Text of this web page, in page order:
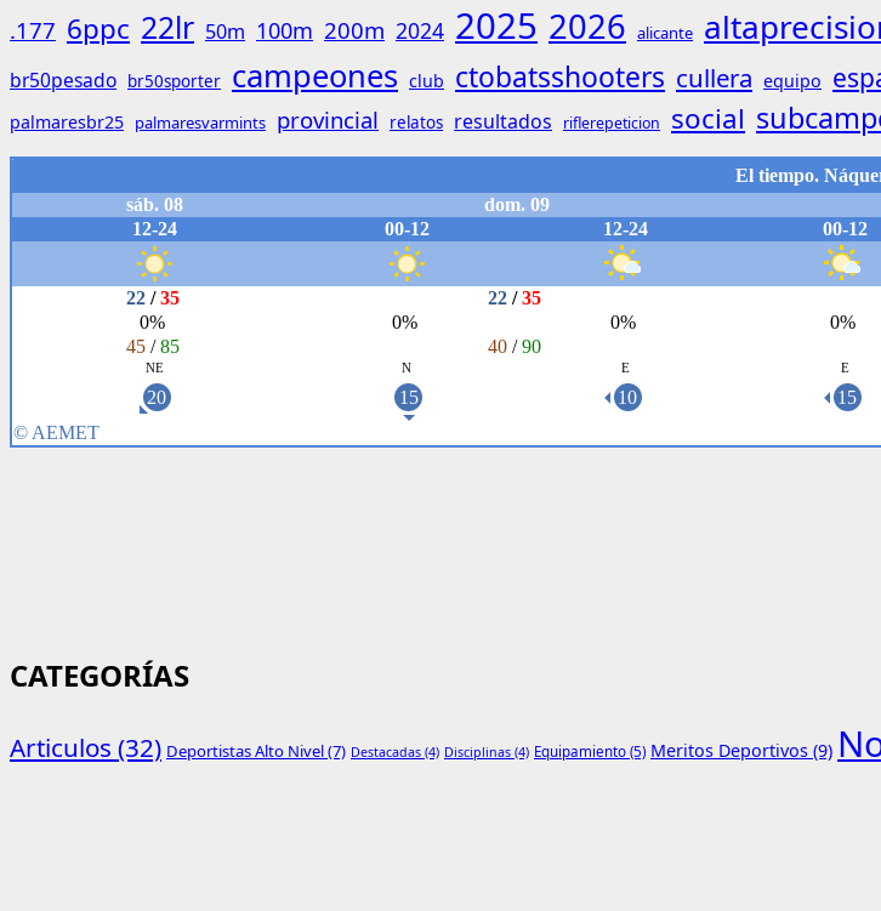
.177 6ppc 22lr 50m 100m 200m 2024 2025 2026 alicante
br50pesado br50sporter campeones club ctobatsshooters cullera equipo
palmaresbr25 palmaresvarmints provincial relatos resultados riflerepeticion social
CATEGORÍAS
Articulos (32) Deportistas Alto Nivel(7) Destacadas (4) Disciplinas (4) Equipamiento (5) Meritos Deportivos (9)